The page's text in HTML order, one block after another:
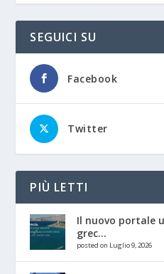
SEGUICI SU
Facebook
Twitter
PIÙ LETTI
Il nuovo portale
grec...
posted on Luglio 9, 2026